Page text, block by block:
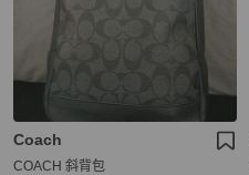
Coach
COACH 斜背包